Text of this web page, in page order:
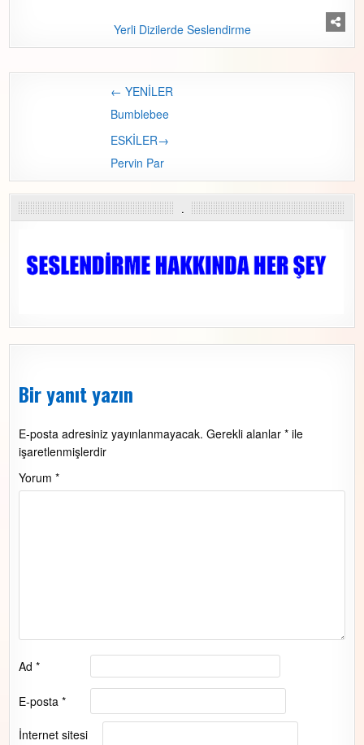
Yerli Dizilerde Seslendirme
Post navigation
← YENİLER
Bumblebee
ESKİLER→
Pervin Par
.
Bir yanıt yazın
E-posta adresiniz yayınlanmayacak. Gerekli alanlar* ile
işaretlenmişlerdir
Yorum*
Ad*
E-posta*
İnternet sitesi